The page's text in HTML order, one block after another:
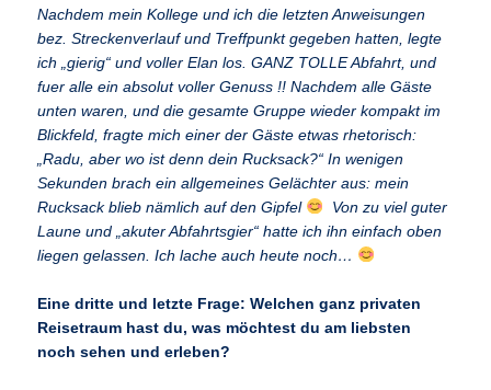
Nachdem mein Kollege und ich die letzten Anweisungen
bez. Streckenverlauf und Treffpunkt gegeben hatten, legte
ich „gierig“ und voller Elan los. GANZ TOLLE Abfahrt, und
fuer alle ein absolut voller Genuss !! Nachdem alle Gäste
unten waren, und die gesamte Gruppe wieder kompakt im
Blickfeld, fragte mich einer der Gäste etwas rhetorisch:
„Radu, aber wo ist denn dein Rucksack?“ In wenigen
Sekunden brach ein allgemeines Gelächter aus: mein
Rucksack blieb nämlich auf den Gipfel
Von zu viel guter
Laune und „akuter Abfahrtsgier“ hatte ich ihn einfach oben
liegen gelassen. Ich lache auch heute noch…
Eine dritte und letzte Frage: Welchen ganz privaten
Reisetraum hast du, was möchtest du am liebsten
noch sehen und erleben?